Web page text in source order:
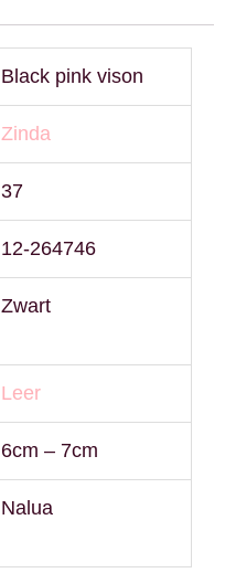
Black pink vison
Zinda
37
12-264746
Zwart
Leer
6cm – 7cm
Nalua